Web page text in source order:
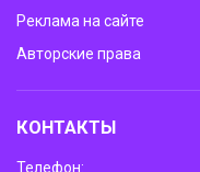
Реклама на сайте
Авторские права
КОНТАКТЫ
Телефон: